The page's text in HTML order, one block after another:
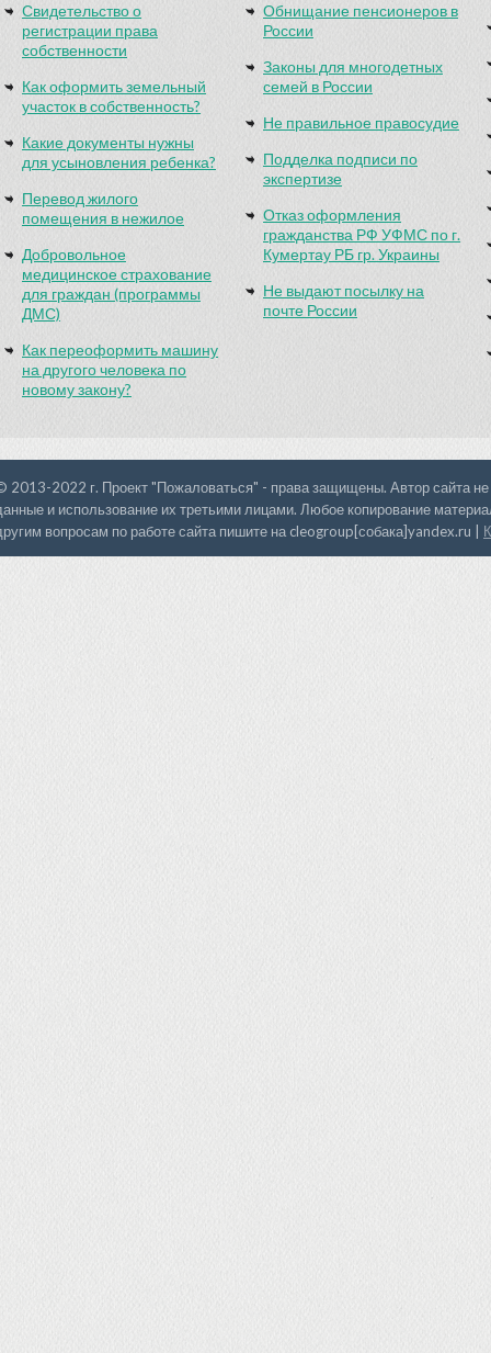
Свидетельство о
регистрации права
собственности
Как оформить земельный
участок в собственность?
Какие документы нужны
для усыновления ребенка?
Перевод жилого
помещения в нежилое
Добровольное
медицинское страхование
для граждан (программы
ДМС)
Как переоформить машину
на другого человека по
новому закону?
Обнищание пенсионеров в
России
Законы для многодетных
семей в России
Не правильное правосудие
Подделка подписи по
экспертизе
Отказ оформления
гражданства РФ УФМС по г.
Кумертау РБ гр. Украины
Не выдают посылку на
почте России
2013-2022 г. Проект "Пожаловаться" - права защищены. Автор сайта не
и использование их третьими лицами. Любое копирование
вопросам по работе сайта пишите на cleogroup[собака]yandex.ru |